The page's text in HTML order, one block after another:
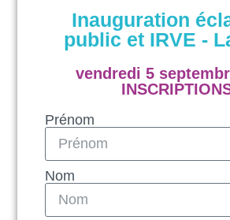
Inauguration
public et IRVE -
vendredi 5
Prénom
Nom